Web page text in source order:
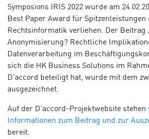
Symposions IRIS 2022 wurde am
Best Paper Award für Spitzenleistungen
Rechtsinformatik verliehen. Der Beitrag
Anonymisierung? Rechtliche
Datenverarbeitung im
sich die HK Business Solutions im
D’accord beteiligt hat, wurde mit dem
ausgezeichnet.
Auf der D’accord-Projektwebsite stehen
Informationen zum Beitrag und zur
bereit.